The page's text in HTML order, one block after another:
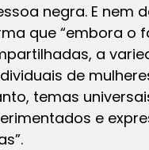
negra. E nem
que “embora o
a
de
temas
e